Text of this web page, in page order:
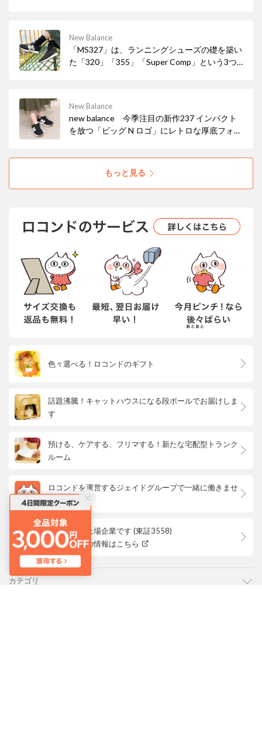
New Balance
「MS327」は、ランニングシューズの礎を築い
た「320」「355」「Super Comp」という3つ
すい一足👞
New Balance
new balance 今季注目の新作237 インパクト
を放つ「ビッグ N ロゴ」にレトロな厚底フォル
もっと見る
色々選べる！ロコンドのギフト
話題沸騰！キャットハウスになる段ボールでお届けしま
す
預ける、ケアする、フリマする！新たな宅配型トランク
ルーム
ロコンドを運営するジェイドグループで一緒に働きませ
んか？
ロコンドは上場企業です (東証3558)
株主優待等の情報はこちら
カテゴリ